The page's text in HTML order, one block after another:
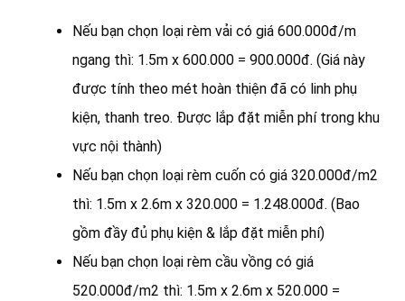
Nếu bạn chọn loại rèm vải có giá 600.000đ/m
ngang thì: 1.5m x 600.000 = 900.000đ. (Giá này
được tính theo mét hoàn thiện đã có linh phụ
kiện, thanh treo. Được lắp đặt miễn phí trong khu
vực nội thành)
Nếu bạn chọn loại rèm cuốn có giá 320.000đ/m2
thì: 1.5m x 2.6m x 320.000 = 1.248.000đ. (Bao
gồm đầy đủ phụ kiện & lắp đặt miễn phí)
Nếu bạn chọn loại rèm cầu vồng có giá
520.000đ/m2 thì: 1.5m x 2.6m x 520.000 =